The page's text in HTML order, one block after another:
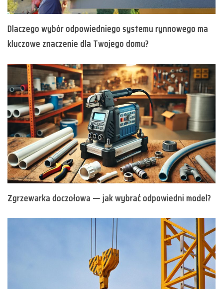
Dlaczego wybór odpowiedniego systemu rynnowego ma
kluczowe znaczenie dla Twojego domu?
Zgrzewarka doczołowa — jak wybrać odpowiedni model?